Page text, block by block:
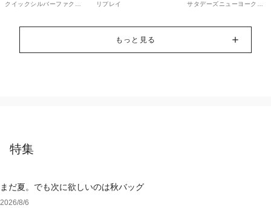
FACTORY OUTLET
クイックシルバーファクト
リプレイ
サタデーズニューヨークシ
もっと見る
特集
まだ夏。でも次に欲しいのは秋バッグ
2026/8/6